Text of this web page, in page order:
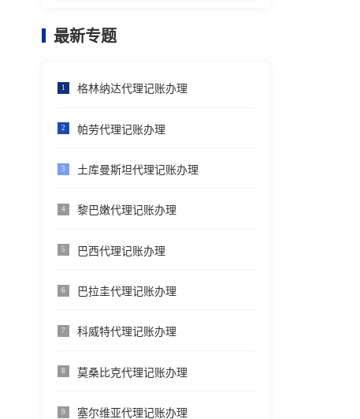
最新专题
1 格林纳达代理记账办理
2 帕劳代理记账办理
3 土库曼斯坦代理记账办理
4 黎巴嫩代理记账办理
5 巴西代理记账办理
6 巴拉圭代理记账办理
7 科威特代理记账办理
8 莫桑比克代理记账办理
9 塞尔维亚代理记账办理